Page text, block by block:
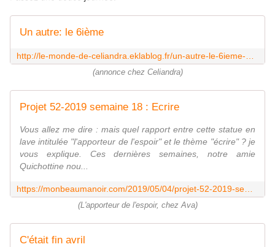
Un autre: le 6ième
(annonce chez Celiandra)
Projet 52-2019 semaine 18 : Ecrire
Vous allez me dire : mais quel rapport entre cette statue en
lave intitulée "l'apporteur de l'espoir" et le thème "écrire" ? je
vous explique. Ces dernières semaines, notre amie
Quichottine nou...
(L'apporteur de l'espoir, chez Ava)
C'était fin avril